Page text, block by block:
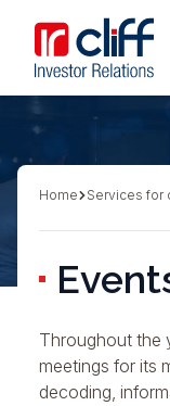
main
content
Aller directement
Breadcrumb
Home Services for
Throughout the
meetings for its
decoding,